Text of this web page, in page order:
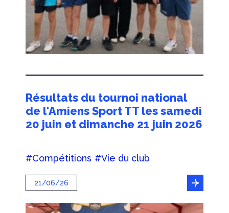
Résultats du tournoi national
de l'Amiens Sport TT les samedi
20 juin et dimanche 21 juin 2026
#Compétitions #Vie du club
21/06/26